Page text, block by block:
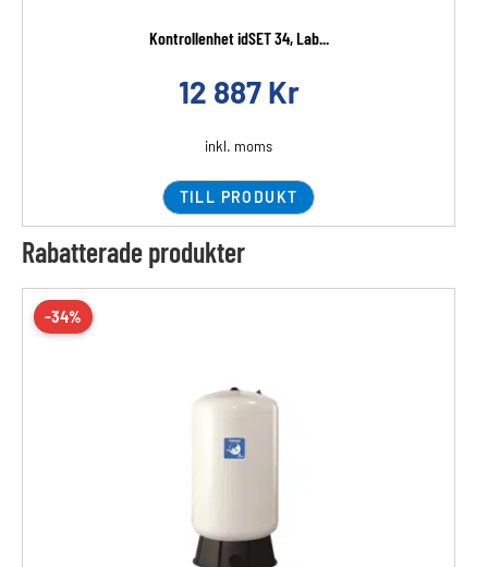
Kontrollenhet idSET 34, Lab...
12 887 Kr
inkl. moms
TILL PRODUKT
Rabatterade produkter
-34%